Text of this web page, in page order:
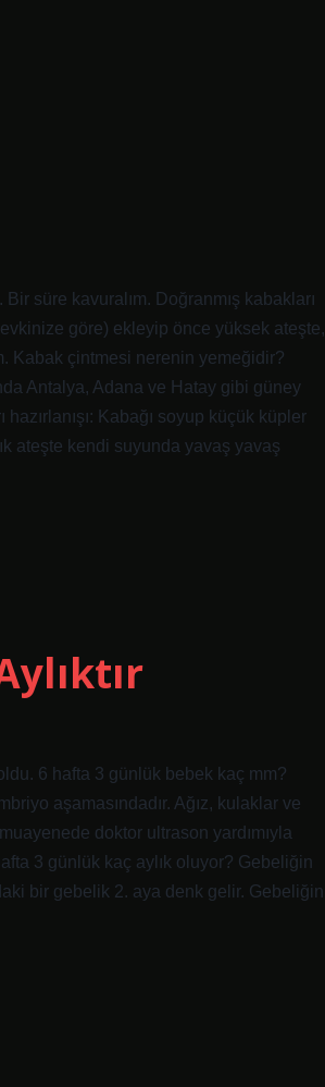
süre kavuralım. Doğranmış kabakları
göre) ekleyip önce yüksek ateşte,
Kabak çintmesi nerenin yemeğidir?
Antalya, Adana ve Hatay gibi güney
Kabağı soyup küçük küpler
ateşte kendi suyunda yavaş yavaş
6 hafta 3 günlük bebek kaç mm?
aşamasındadır. Ağız, kulaklar ve
doktor ultrason yardımıyla
3 günlük kaç aylık oluyor? Gebeliğin
bir gebelik 2. aya denk gelir. Gebeliğin